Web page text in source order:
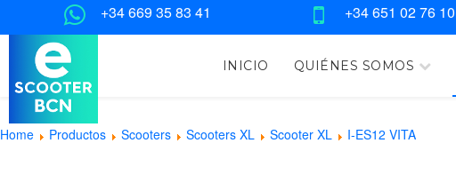
+34 669 35 83 41 +34 651 02 76 10
INICIO QUIÉNES SOMOS
Home Productos Scooters Scooters XL Scooter XL I-ES12 VITA